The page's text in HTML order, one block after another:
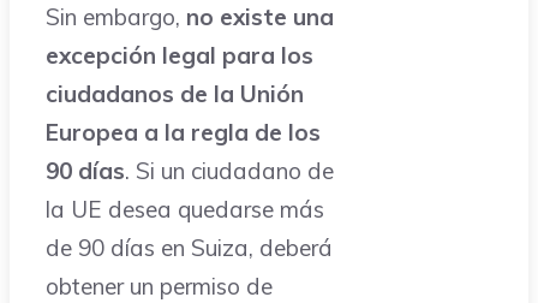
Sin embargo, no existe una
excepción legal para los
ciudadanos de la Unión
Europea a la regla de los
90 días. Si un ciudadano de
la UE desea quedarse más
de 90 días en Suiza, deberá
obtener un permiso de